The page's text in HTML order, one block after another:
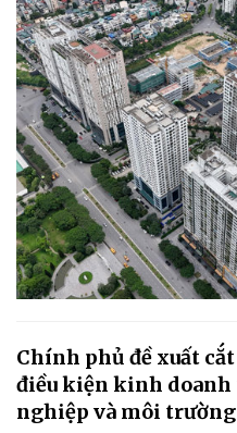
Chính phủ đề xuất
điều kiện kinh
nghiệp và môi trường